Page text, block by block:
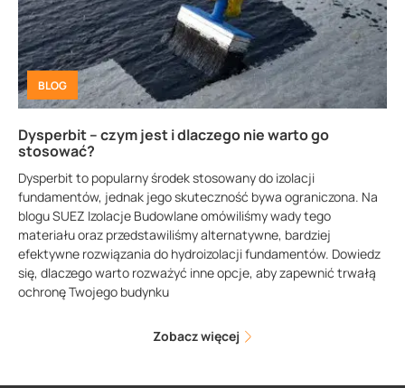
BLOG
Dysperbit – czym jest i dlaczego nie warto go
stosować?
Dysperbit to popularny środek stosowany do izolacji
fundamentów, jednak jego skuteczność bywa ograniczona. Na
blogu SUEZ Izolacje Budowlane omówiliśmy wady tego
materiału oraz przedstawiliśmy alternatywne, bardziej
efektywne rozwiązania do hydroizolacji fundamentów. Dowiedz
się, dlaczego warto rozważyć inne opcje, aby zapewnić trwałą
ochronę Twojego budynku
Zobacz więcej